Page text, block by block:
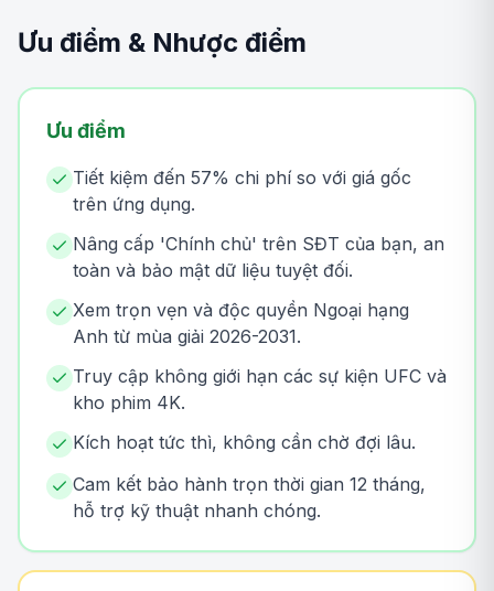
Ưu điểm & Nhược điểm
Ưu điểm
Tiết kiệm đến 57% chi phí so với giá gốc
trên ứng dụng.
Nâng cấp 'Chính chủ' trên SĐT của bạn, an
toàn và bảo mật dữ liệu tuyệt đối.
Xem trọn vẹn và độc quyền Ngoại hạng
Anh từ mùa giải 2026-2031.
Truy cập không giới hạn các sự kiện UFC và
kho phim 4K.
Kích hoạt tức thì, không cần chờ đợi lâu.
Cam kết bảo hành trọn thời gian 12 tháng,
hỗ trợ kỹ thuật nhanh chóng.